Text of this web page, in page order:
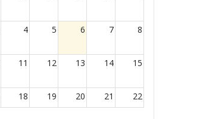
4 5 6 7 8
11 12 13 14 15
18 19 20 21 22